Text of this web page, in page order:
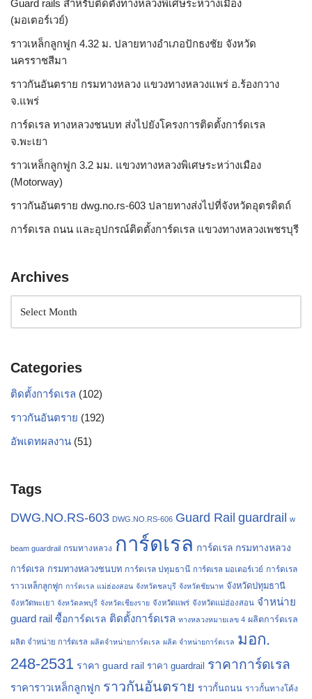
Guard rails สำหรับติดตั้งทางหลวงพิเศษระหว่างเมือง
(มอเตอร์เวย์)
ราวเหล็กลูกฟูก 4.32 ม. ปลายทางอำเภอปักธงชัย จังหวัด
นครราชสีมา
ราวกันอันตราย กรมทางหลวง แขวงทางหลวงแพร่ อ.ร้องกวาง
จ.แพร่
การ์ดเรล ทางหลวงชนบท ส่งไปยังโครงการติดตั้งการ์ดเรล
จ.พะเยา
ราวเหล็กลูกฟูก 3.2 มม. แขวงทางหลวงพิเศษระหว่างเมือง
(Motorway)
ราวกันอันตราย dwg.no.rs-603 ปลายทางส่งไปที่จังหวัดอุตรดิตถ์
การ์ดเรล ถนน และอุปกรณ์ติดตั้งการ์ดเรล แขวงทางหลวงเพชรบุรี
Archives
Categories
ติดตั้งการ์ดเรล (102)
ราวกันอันตราย (192)
อัพเดทผลงาน (51)
Tags
DWG.NO.RS-603 DWG.NO.RS-606 Guard Rail guardrail w
beam guardrail กรมทางหลวง การ์ดเรล การ์ดเรล กรมทางหลวง
การ์ดเรล กรมทางหลวงชนบท การ์ดเรล ปทุมธานี การ์ดเรล มอเตอร์เวย์ การ์ดเรล
ราวเหล็กลูกฟูก การ์ดเรล แม่ฮ่องสอน จังหวัดชลบุรี จังหวัดชัยนาท จังหวัดปทุมธานี
จังหวัดพะเยา จังหวัดลพบุรี จังหวัดเชียงราย จังหวัดแพร่ จังหวัดแม่ฮ่องสอน จำหน่าย
guard rail ซื้อการ์ดเรล ติดตั้งการ์ดเรล ทางหลวงหมายเลข 4 ผลิตการ์ดเรล
ผลิต จำหน่าย การ์ดเรล ผลิตจำหน่ายการ์ดเรล ผลิต จำหน่ายการ์ดเรล มอก.
248-2531 ราคา guard rail ราคา guardrail ราคาการ์ดเรล
ราคาราวเหล็กลูกฟูก ราวกันอันตราย ราวกั้นถนน ราวกั้นทางโค้ง